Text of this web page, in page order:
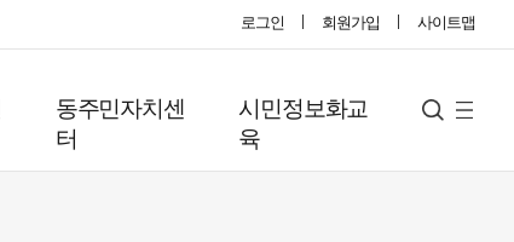
로그인 회원가입 사이트맵
동주민자치센
터
시민정보화교
육
검
사
트